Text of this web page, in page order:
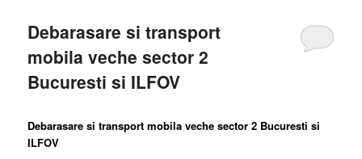
Debarasare si transport
mobila veche sector 2
Bucuresti si ILFOV
Debarasare si transport mobila veche sector 2 Bucuresti si
ILFOV